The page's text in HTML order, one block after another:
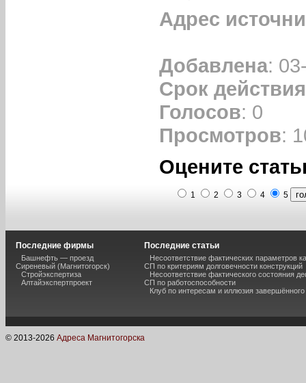
Адрес
Добавлена:
Срок действия
Голосов: 0
Просмотров:
Оцените
1 2 3 4 5
Последние фирмы
Башнефть — проезд
Сиреневый (Магнитогорск)
Стройэкспертиза
Алтайэкспертпроект
Последние статьи
Несоответствие фактических параметров
СП по критериям долговечности конструкций
Несоответствие фактического состояния
СП по работоспособности
Клуб по интересам и иллюзия
© 2013-2026 Адреса Магнитогорска